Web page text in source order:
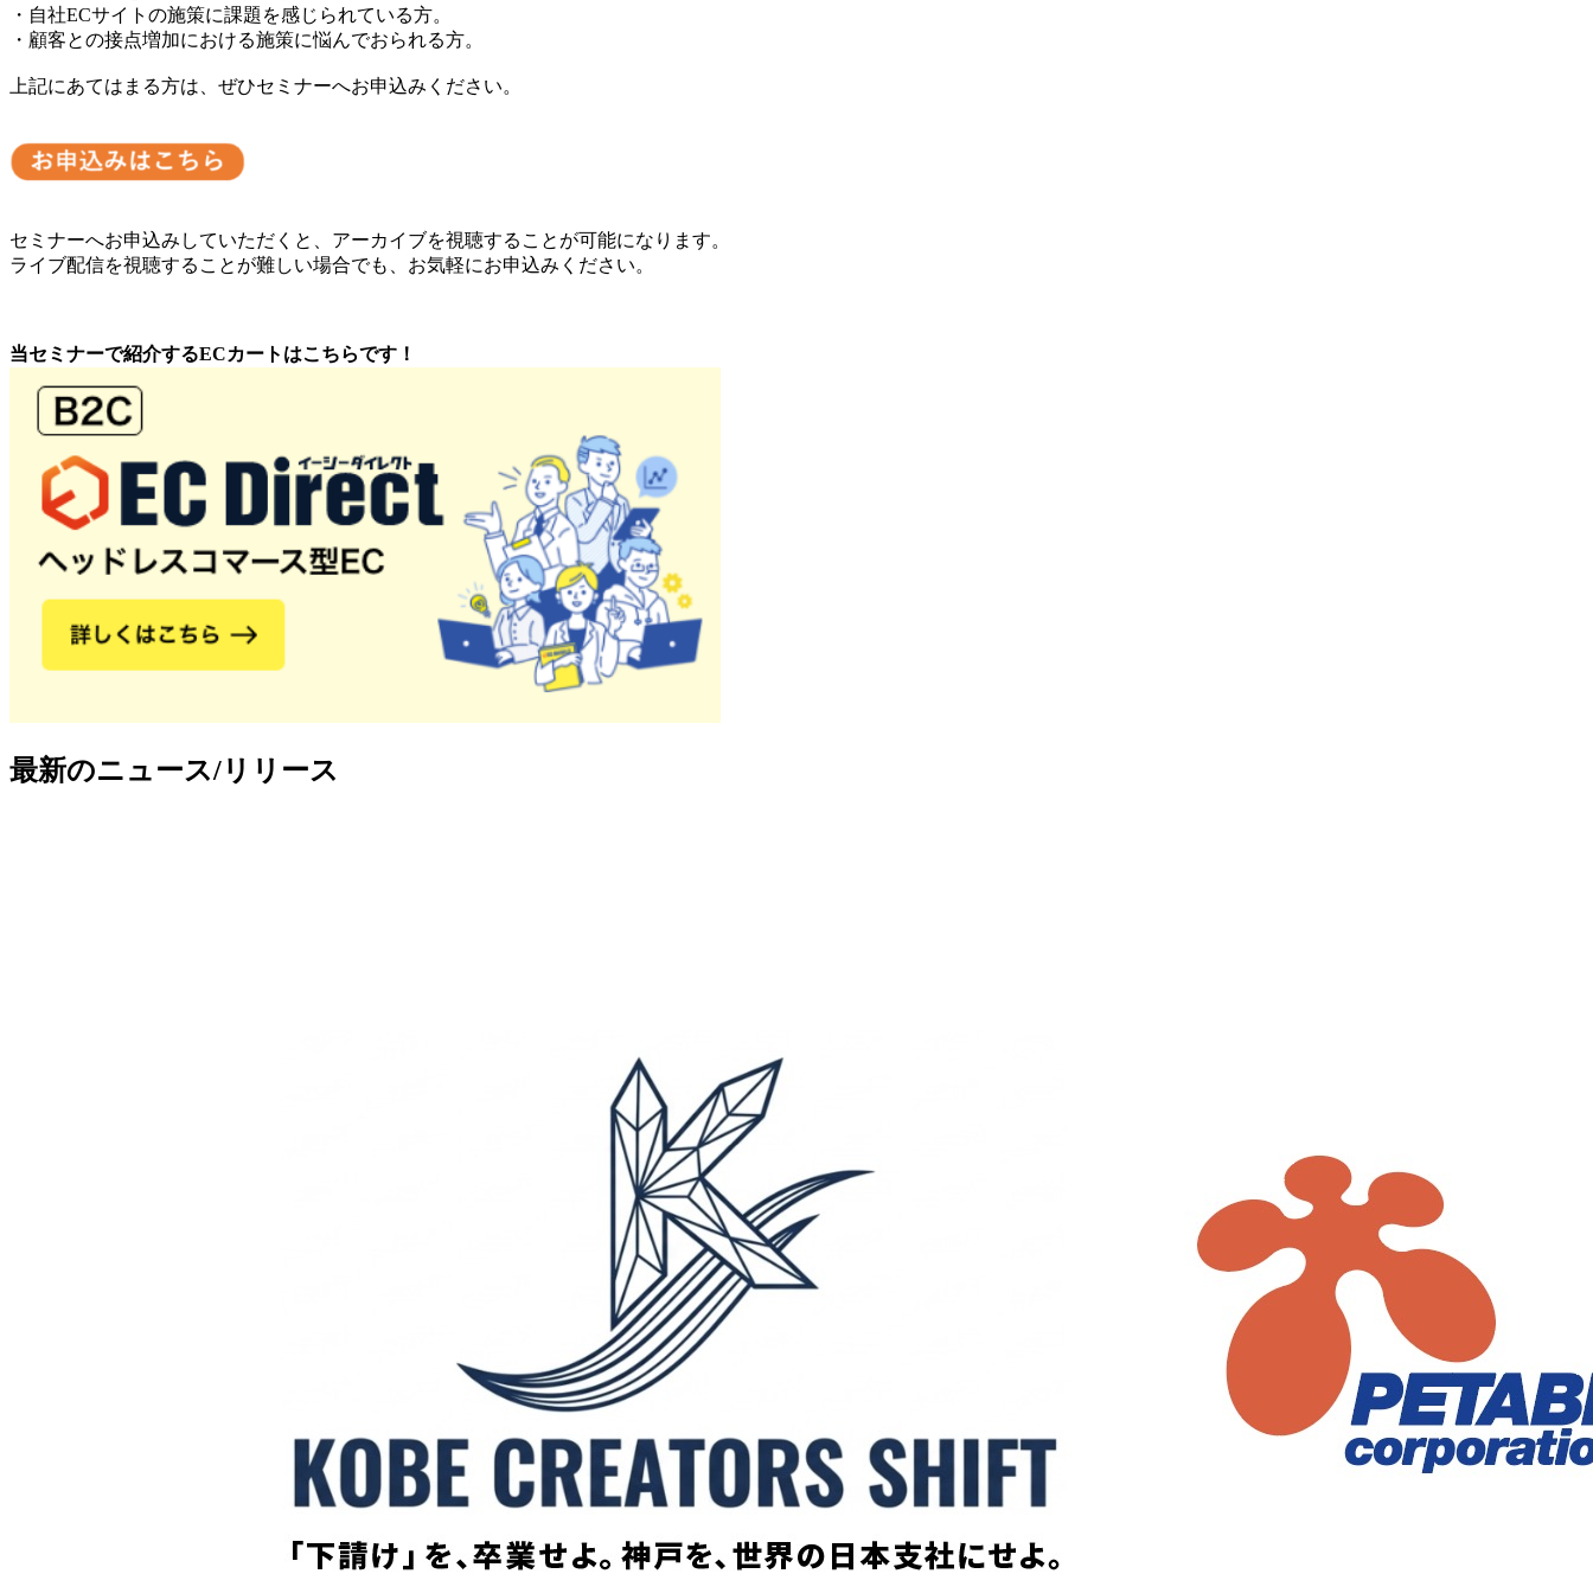
・自社ECサイトの施策に課題を感じられている方。
・顧客との接点増加における施策に悩んでおられる方。
上記にあてはまる方は、ぜひセミナーへお申込みください。
セミナーへお申込みしていただくと、アーカイブを視聴することが可能になります。
ライブ配信を視聴することが難しい場合でも、お気軽にお申込みください。
当セミナーで紹介するECカートはこちらです！
最新のニュース/リリース